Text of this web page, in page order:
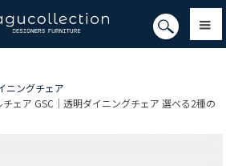
ニングチェア
チェア GSC｜透明ダイニングチェア 選べる2種の